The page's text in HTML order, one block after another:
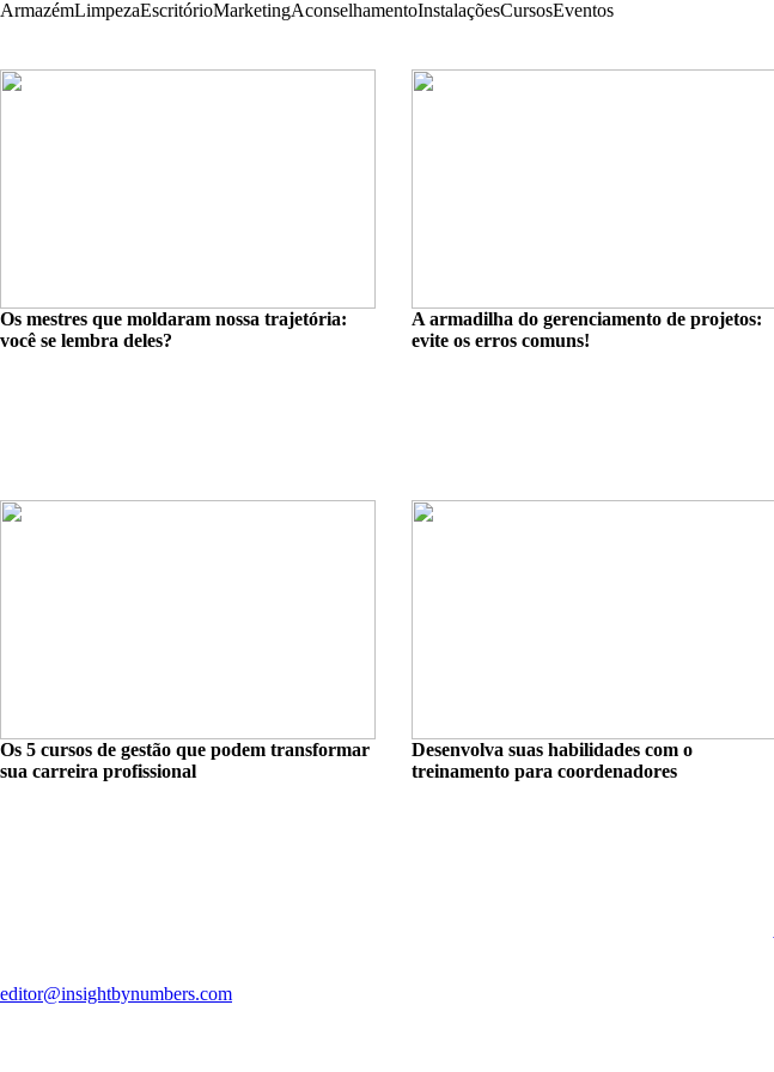
ArmazémLimpezaEscritórioMarketingAconselhamentoInstalaçõesCursosEventos
Os mestres que moldaram nossa trajetória:
você se lembra deles?
A armadilha do gerenciamento de projetos:
evite os erros comuns!
Os 5 cursos de gestão que podem transformar
sua carreira profissional
Desenvolva suas habilidades com o
treinamento para coordenadores
editor@insightbynumbers.com